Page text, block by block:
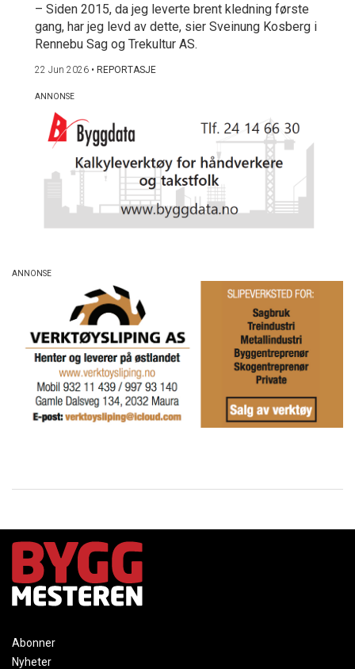
– Siden 2015, da jeg leverte brent kledning første
gang, har jeg levd av dette, sier Sveinung Kosberg i
Rennebu Sag og Trekultur AS.
22 Jun 2026 • REPORTASJE
Abonner
Nyheter